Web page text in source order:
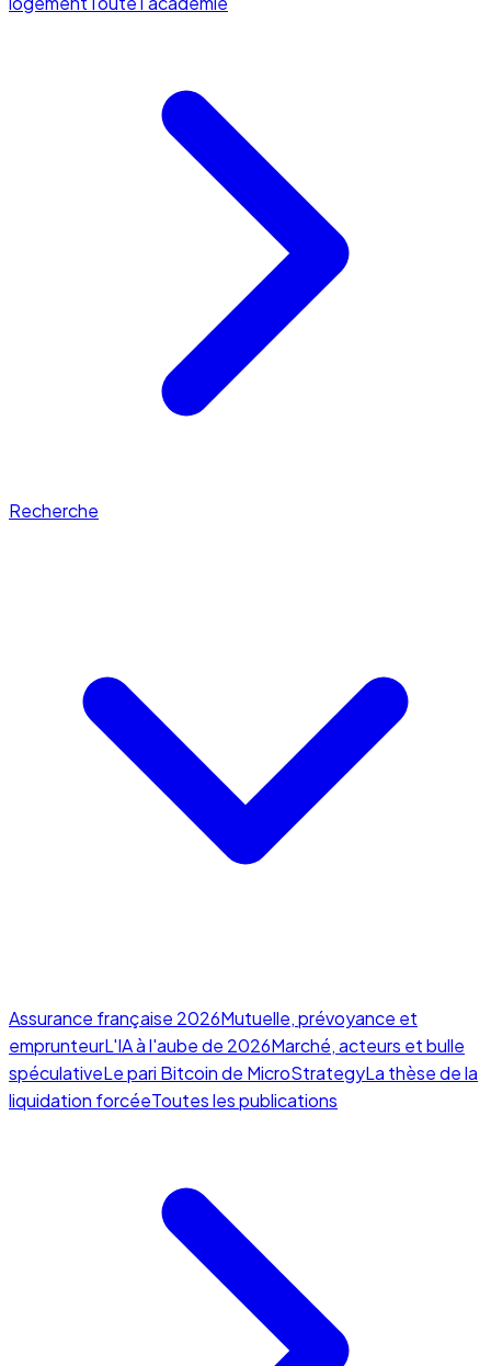
Recherche
Assurance française 2026Mutuelle, prévoyance et
emprunteurL'IA à l'aube de 2026Marché, acteurs et bulle
spéculativeLe pari Bitcoin de MicroStrategyLa thèse de la
liquidation forcéeToutes les publications